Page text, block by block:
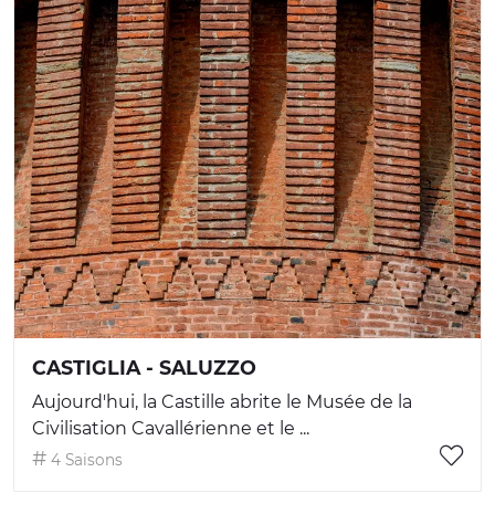
CASTIGLIA - SALUZZO
Aujourd'hui, la Castille abrite le Musée de la
Civilisation Cavallérienne et le ...
4 Saisons